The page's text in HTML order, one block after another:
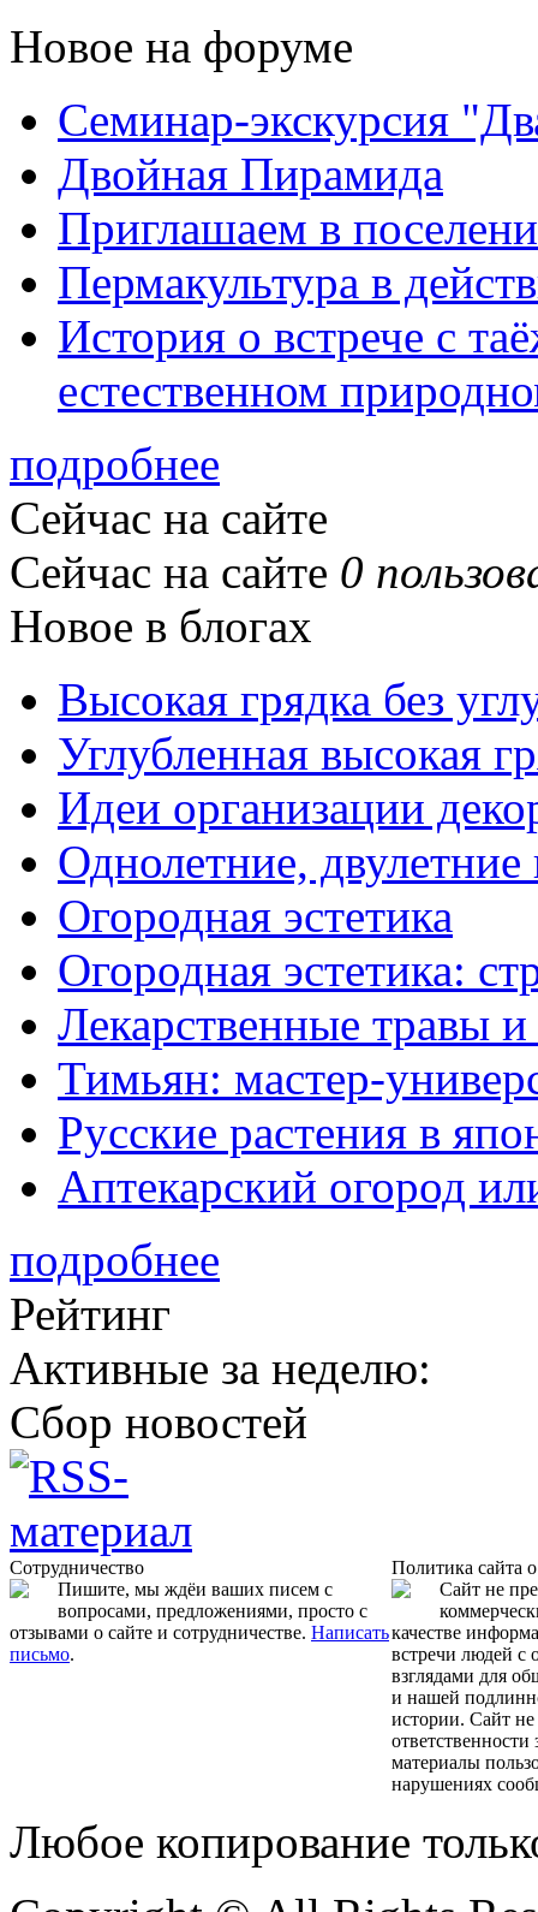
Новое на форуме
Семинар-экскурсия
Двойная Пирамида
Приглашаем в
Пермакультура в
История о встрече с
естественном
подробнее
Сейчас на сайте
Сейчас на сайте 0
Новое в блогах
Высокая грядка без
Углубленная высокая
Идеи организации
Однолетние,
Огородная эстетика
Огородная эстетика:
Лекарственные травы и
Тимьян: мастер-
Русские растения в
Аптекарский огород
подробнее
Рейтинг
Активные за неделю:
Сбор новостей
Сотрудничество
Пишите, мы ждёи ваших писем с
вопросами, предложениями, просто с
отзывами о сайте и сотрудничестве. Написать
письмо.
Политика сайта
Сайт не
качестве
встречи людей с
взглядами для
и нашей
истории. Сайт не
материалы
нарушениях
Любое копирование